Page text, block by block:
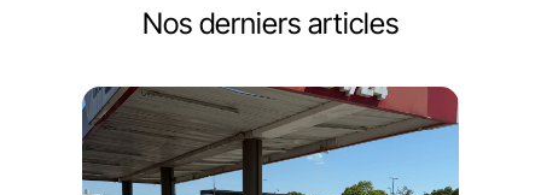
Nos derniers articles